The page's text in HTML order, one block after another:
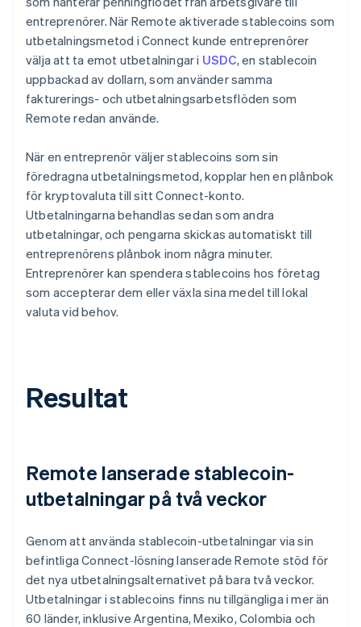
entreprenörer. När Remote aktiverade stablecoins som
utbetalningsmetod i Connect kunde entreprenörer
välja att ta emot utbetalningar i USDC, en stablecoin
uppbackad av dollarn, som använder samma
fakturerings- och utbetalningsarbetsflöden som
Remote redan använde.
När en entreprenör väljer stablecoins som sin
föredragna utbetalningsmetod, kopplar hen en plånbok
för kryptovaluta till sitt Connect-konto.
Utbetalningarna behandlas sedan som andra
utbetalningar, och pengarna skickas automatiskt till
entreprenörens plånbok inom några minuter.
Entreprenörer kan spendera stablecoins hos företag
som accepterar dem eller växla sina medel till lokal
valuta vid behov.
Resultat
Remote lanserade stablecoin-
utbetalningar på två veckor
Genom att använda stablecoin-utbetalningar via sin
befintliga Connect-lösning lanserade Remote stöd för
det nya utbetalningsalternativet på bara två veckor.
Utbetalningar i stablecoins finns nu tillgängliga i mer än
60 länder, inklusive Argentina, Mexiko, Colombia och